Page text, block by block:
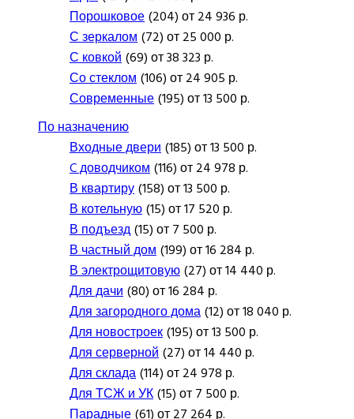
Порошковое(204) от 24 936 р.
С зеркалом(72) от 25 000 р.
С ковкой(69) от 38 323 р.
Со стеклом(106) от 24 905 р.
Современные(195) от 13 500 р.
По назначению
Входные двери(185) от 13 500 р.
C доводчиком(116) от 24 978 р.
В квартиру(158) от 13 500 р.
В котельную(15) от 17 520 р.
В подъезд(15) от 7 500 р.
В частный дом(199) от 16 284 р.
В электрощитовую(27) от 14 440 р.
Для дачи(80) от 16 284 р.
Для загородного дома(12) от 18 040 р.
Для новостроек(195) от 13 500 р.
Для серверной(27) от 14 440 р.
Для склада(114) от 24 978 р.
Для ТСЖ и УК(15) от 7 500 р.
Парадные(61) от 27 264 р.